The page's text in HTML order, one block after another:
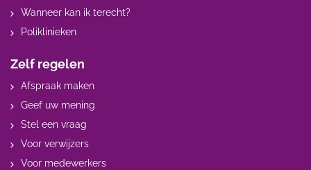
Wanneer kan ik terecht?
Poliklinieken
Zelf regelen
Afspraak maken
Geef uw mening
Stel een vraag
Voor verwijzers
Voor medewerkers